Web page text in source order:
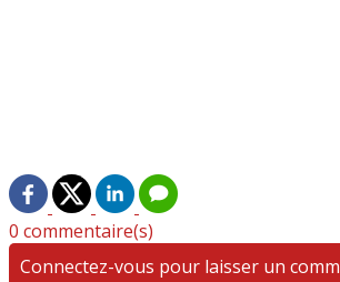
0 commentaire(s)
Connectez-vous pour laisser un